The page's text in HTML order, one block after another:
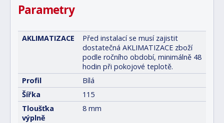
Parametry
AKLIMATIZACE
Před instalací se musí zajistit
dostatečná AKLIMATIZACE zboží
podle ročního období, minimálně 48
hodin při pokojové teplotě.
Profil
Bílá
Šířka
115
Tloušťka
výplně
8 mm